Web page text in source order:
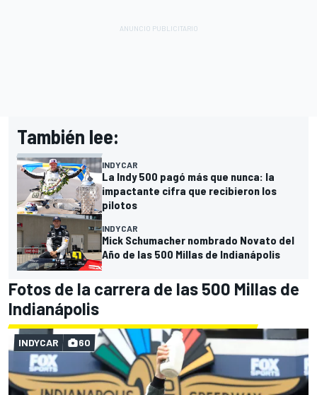
También lee:
INDYCAR
La Indy 500 pagó más que nunca: la
impactante cifra que recibieron los
pilotos
INDYCAR
Mick Schumacher nombrado Novato del
Año de las 500 Millas de Indianápolis
Fotos de la carrera de las 500 Millas de
Indianápolis
INDYCAR 60